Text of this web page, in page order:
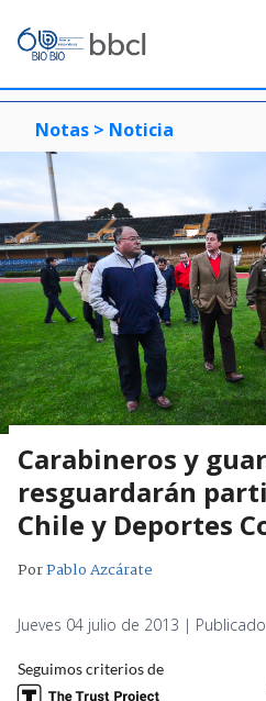
Notas > Noticia
Carabineros y
resguardarán
Chile y Deportes
PorPablo Azcárate
Jueves 04 julio de 2013 |
Seguimos criterios de